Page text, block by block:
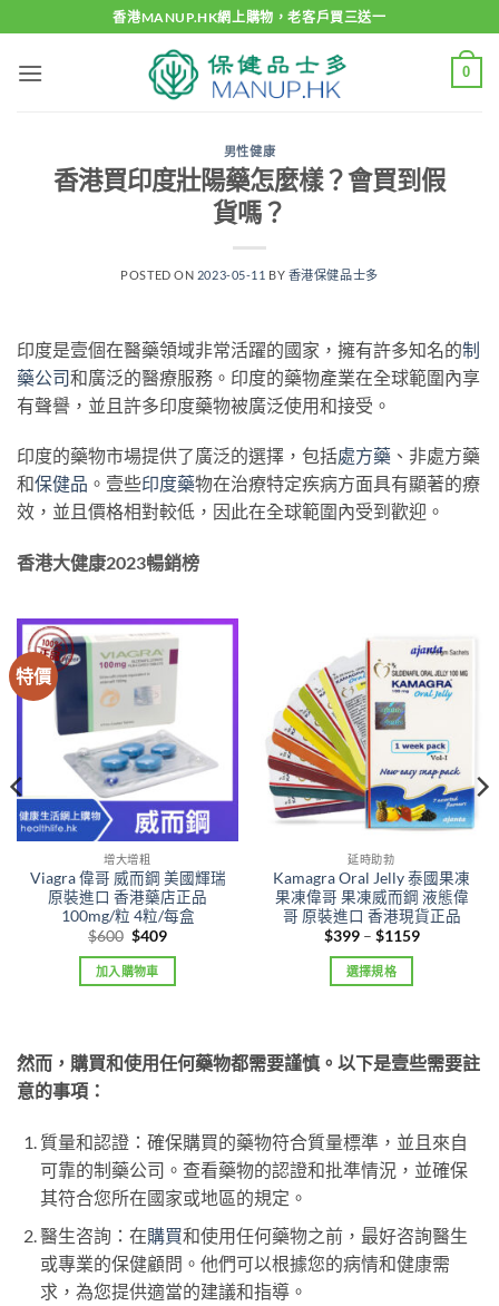
to
content
香港MANUP.HK網上購物，老客戶買三送一
0
男性健康
香港買印度壯陽藥怎麼樣？會買到假
貨嗎？
POSTED ON 2023-05-11 BY 香港保健品士多
印度是壹個在醫藥領域非常活躍的國家，擁有許多知名的制
藥公司和廣泛的醫療服務。印度的藥物產業在全球範圍內享
有聲譽，並且許多印度藥物被廣泛使用和接受。
印度的藥物市場提供了廣泛的選擇，包括處方藥 、非處方藥
和保健品 。壹些印度藥物在治療特定疾病方面具有顯著的療
效，並且價格相對較低，因此在全球範圍內受到歡迎。
香港大健康2023暢銷榜
特價
增大增粗
Viagra 偉哥 威而鋼 美國輝瑞
原裝進口 香港藥店正品
100mg/粒 4粒/每盒
$600 Original
was:
$600.
$409Current
is:
加入購物車
延時助勃
Kamagra Oral Jelly 泰國果凍
果凍偉哥 果凍威而鋼 液態偉
哥 原裝進口 香港現貨正品
$399 – $1159Price
選擇規格
multiple
options
may
be
on
the
product
然而，購買和使用任何藥物都需要謹慎。以下是壹些需要註
意的事項：
質量和認證：確保購買的藥物符合質量標準，並且來自
可靠的制藥公司。查看藥物的認證和批準情況，並確保
其符合您所在國家或地區的規定。
醫生咨詢：在購買和使用任何藥物之前，最好咨詢醫生
或專業的保健顧問。他們可以根據您的病情和健康需
求，為您提供適當的建議和指導。